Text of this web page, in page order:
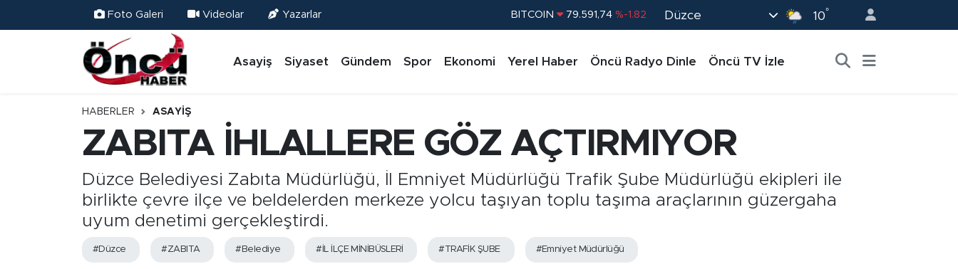
Foto Galeri Videolar Yazarlar DOLAR 45,43620 %0.02
STERLİN 61,60380 %0.18
BITCOIN 79.591,74 %-1.82
Düzce 10°
Asayiş Siyaset Gündem Spor Ekonomi Yerel Haber Öncü Radyo Dinle Öncü TV İzle
HABERLER ASAYIŞ
ZABITA İHLALLERE GÖZ AÇTIRMIYOR
Düzce Belediyesi Zabıta Müdürlüğü, İl Emniyet Müdürlüğü Trafik Şube Müdürlüğü ekipleri ile
birlikte çevre ilçe ve beldelerden merkeze yolcu taşıyan toplu taşıma araçlarının güzergaha
uyum denetimi gerçekleştirdi.
#Düzce #ZABITA #Belediye #İL İLÇE MİNİBÜSLERİ #TRAFİK ŞUBE #Emniyet Müdürlüğü
Siyaset
Düzce Nöbetçi Eczaneler
Düzce Hava Durumu
Süper Lig Puan Durumu ve Fikstür